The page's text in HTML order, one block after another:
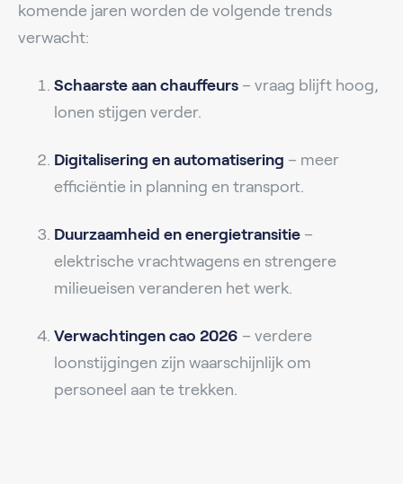
komende jaren worden de volgende trends
verwacht:
Schaarste aan chauffeurs – vraag blijft hoog,
lonen stijgen verder.
Digitalisering en automatisering – meer
efficiëntie in planning en transport.
Duurzaamheid en energietransitie –
elektrische vrachtwagens en strengere
milieueisen veranderen het werk.
Verwachtingen cao 2026 – verdere
loonstijgingen zijn waarschijnlijk om
personeel aan te trekken.